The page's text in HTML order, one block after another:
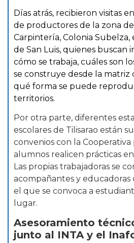
Días atrás, recibieron visitas
de productores de la zona de
Carpintería, Colonia
de San Luis, quienes buscan
cómo se trabaja, cuáles son
se construye desde la matriz
qué forma se puede
territorios.
Por otra parte, diferentes
escolares de Tilisarao están
convenios con la Cooperativa
alumnos realicen prácticas
Las propias trabajadoras se
acompañantes y educadoras
el que se convoca a
lugar.
Asesoramiento
junto al INTA y el